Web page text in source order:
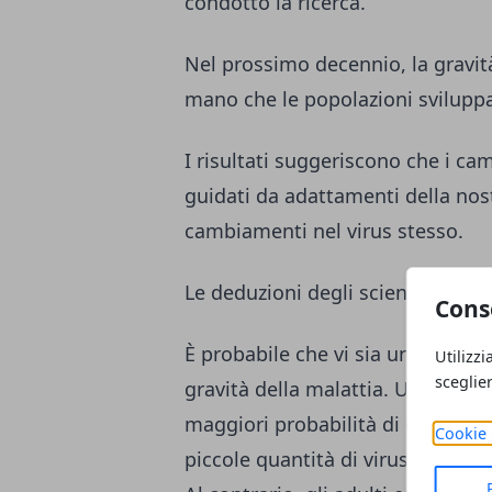
Cookie
Nel prossimo decennio, la
mano che le popolazioni
I risultati suggeriscono che i
guidati da adattamenti della
cambiamenti nel virus stesso.
Le deduzioni degli scienziati
È probabile che vi sia una
gravità della malattia. Una
maggiori probabilità di contrarre
piccole quantità di virus.